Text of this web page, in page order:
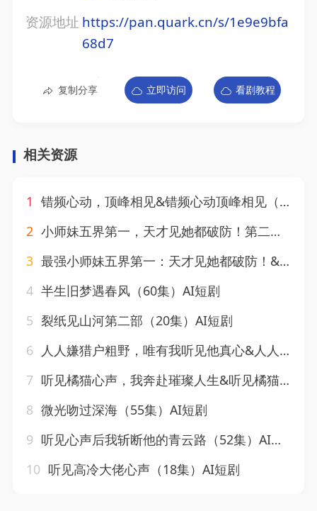
资源地址 https://pan.quark.cn/s/1e9e9bfa
68d7
复制分享 立即访问 看剧教程
相关资源
1 错频心动，顶峰相见&错频心动顶峰相见（40集）AI短剧
2 小师妹五界第一，天才见她都破防！第二季&小师妹五界第一天才见她都破防第二季（80集）AI短剧
3 最强小师妹五界第一：天才见她都破防！&最强小师妹五界第一天才见她都破防（120集）AI短剧
4 半生旧梦遇春风（60集）AI短剧
5 裂纸见山河第二部（20集）AI短剧
6
人人嫌猎户粗野，唯有我听见他真心&人人嫌猎户粗野唯有我听见他真心（151集）AI短剧
7 听见橘猫心声，我奔赴璀璨人生&听见橘猫心声我奔赴璀璨人生（30集）AI短剧
8 微光吻过深海（55集）AI短剧
9 听见心声后我斩断他的青云路（52集）AI短剧
10 听见高冷大佬心声（18集）AI短剧